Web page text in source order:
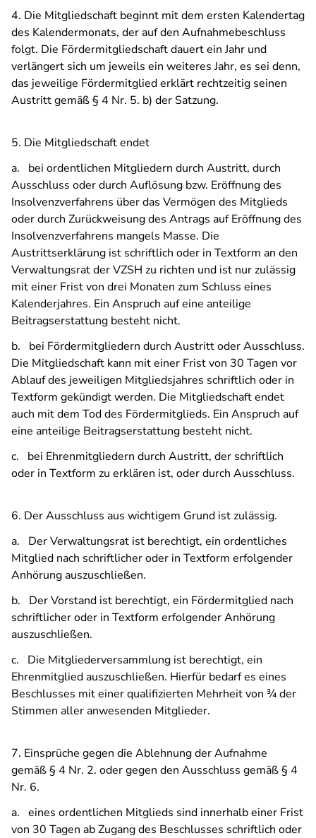
4. Die Mitgliedschaft beginnt mit dem ersten Kalendertag
des Kalendermonats, der auf den Aufnahmebeschluss
folgt. Die Fördermitgliedschaft dauert ein Jahr und
verlängert sich um jeweils ein weiteres Jahr, es sei denn,
das jeweilige Fördermitglied erklärt rechtzeitig seinen
Austritt gemäß § 4 Nr. 5. b) der Satzung.
5. Die Mitgliedschaft endet
a. bei ordentlichen Mitgliedern durch Austritt, durch
Ausschluss oder durch Auflösung bzw. Eröffnung des
Insolvenzverfahrens über das Vermögen des Mitglieds
oder durch Zurückweisung des Antrags auf Eröffnung des
Insolvenzverfahrens mangels Masse. Die
Austrittserklärung ist schriftlich oder in Textform an den
Verwaltungsrat der VZSH zu richten und ist nur zulässig
mit einer Frist von drei Monaten zum Schluss eines
Kalenderjahres. Ein Anspruch auf eine anteilige
Beitragserstattung besteht nicht.
b. bei Fördermitgliedern durch Austritt oder Ausschluss.
Die Mitgliedschaft kann mit einer Frist von 30 Tagen vor
Ablauf des jeweiligen Mitgliedsjahres schriftlich oder in
Textform gekündigt werden. Die Mitgliedschaft endet
auch mit dem Tod des Fördermitglieds. Ein Anspruch auf
eine anteilige Beitragserstattung besteht nicht.
c. bei Ehrenmitgliedern durch Austritt, der schriftlich
oder in Textform zu erklären ist, oder durch Ausschluss.
6. Der Ausschluss aus wichtigem Grund ist zulässig.
a. Der Verwaltungsrat ist berechtigt, ein ordentliches
Mitglied nach schriftlicher oder in Textform erfolgender
Anhörung auszuschließen.
b. Der Vorstand ist berechtigt, ein Fördermitglied nach
schriftlicher oder in Textform erfolgender Anhörung
auszuschließen.
c. Die Mitgliederversammlung ist berechtigt, ein
Ehrenmitglied auszuschließen. Hierfür bedarf es eines
Beschlusses mit einer qualifizierten Mehrheit von ¾ der
Stimmen aller anwesenden Mitglieder.
7. Einsprüche gegen die Ablehnung der Aufnahme
gemäß § 4 Nr. 2. oder gegen den Ausschluss gemäß § 4
Nr. 6.
a. eines ordentlichen Mitglieds sind innerhalb einer Frist
von 30 Tagen ab Zugang des Beschlusses schriftlich oder